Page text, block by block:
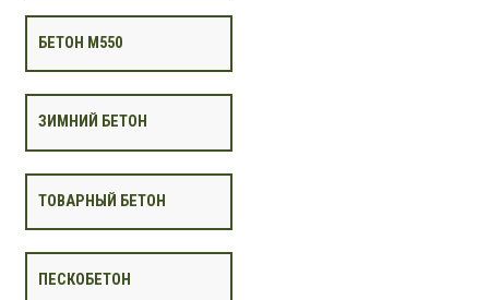
БЕТОН М550
ЗИМНИЙ БЕТОН
ТОВАРНЫЙ БЕТОН
ПЕСКОБЕТОН